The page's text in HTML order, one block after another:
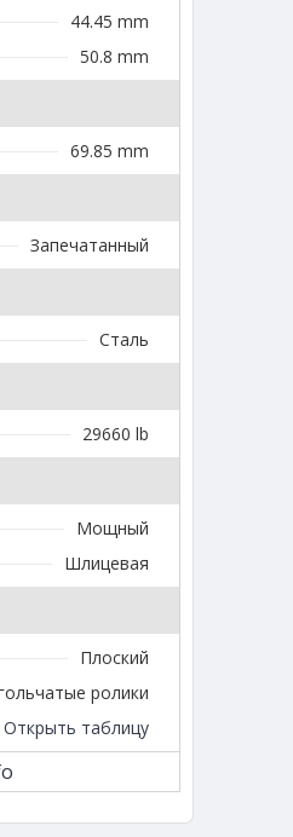
44.45 mm
50.8 mm
69.85 mm
Запечатанный
Сталь
29660 lb
Мощный
Шлицевая
Плоский
ролики
Открыть таблицу